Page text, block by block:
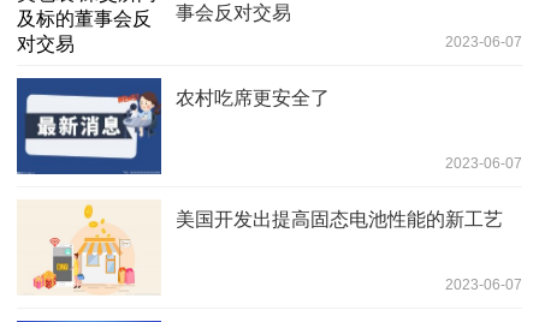
事会反对交易
2023-06-07
农村吃席更安全了
2023-06-07
美国开发出提高固态电池性能的新工艺
2023-06-07